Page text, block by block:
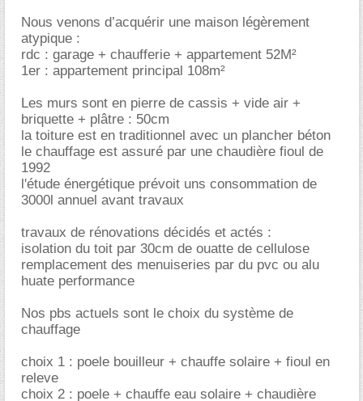
Nous venons d’acquérir une maison légèrement
atypique :
rdc : garage + chaufferie + appartement 52M²
1er : appartement principal 108m²
Les murs sont en pierre de cassis + vide air +
briquette + plâtre : 50cm
la toiture est en traditionnel avec un plancher béton
le chauffage est assuré par une chaudière fioul de
1992
l'étude énergétique prévoit uns consommation de
3000l annuel avant travaux
travaux de rénovations décidés et actés :
isolation du toit par 30cm de ouatte de cellulose
remplacement des menuiseries par du pvc ou alu
huate performance
Nos pbs actuels sont le choix du système de
chauffage
choix 1 : poele bouilleur + chauffe solaire + fioul en
releve
choix 2 : poele + chauffe eau solaire + chaudière